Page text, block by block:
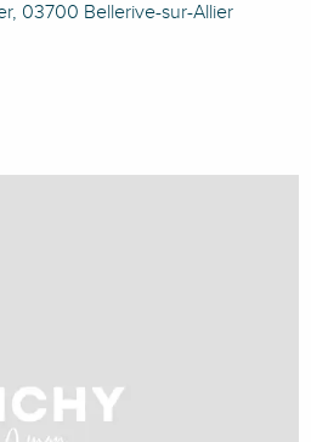
03700 Bellerive-sur-Allier